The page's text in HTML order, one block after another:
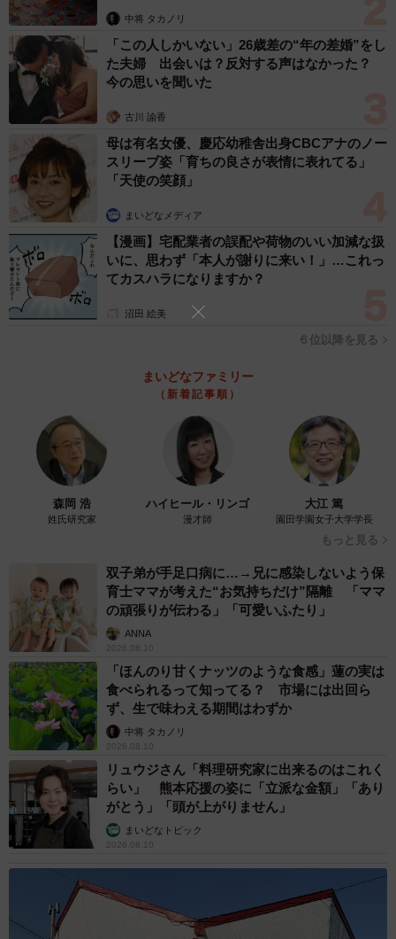
白さになり、白さをより持続させられる効果を得ることが
できるといえます。
白い歯は清潔感を感じさせるだけでなく、笑顔をより素
敵にみせてくれます。白い歯で自信がつけば、笑顔の回数
も増え、好感度や印象度もアップしそうです。芸能人だけ
でなく、営業マンも歯が命？ですよね。
中将 タカノリ
「この人しかいない」26歳差の“年の差婚”をし
た夫婦 出会いは？反対する声はなかった？
今の思いを聞いた
古川 諭香
母は有名女優、慶応幼稚舎出身CBCアナのノー
スリーブ姿「育ちの良さが表情に表れてる」
「天使の笑顔」
まいどなメディア
【漫画】宅配業者の誤配や荷物のいい加減な扱
いに、思わず「本人が謝りに来い！」…これっ
てカスハラになりますか？
沼田 絵美
６位以降を見る
まいどなファミリー
（新着記事順）
森岡 浩
姓氏研究家
ハイヒール・リンゴ
漫才師
大江 篤
園田学園女子大学学長
もっと見る
双子弟が手足口病に…→兄に感染しないよう保
育士ママが考えた“お気持ちだけ”隔離 「ママ
の頑張りが伝わる」「可愛いふたり」
ANNA
2026.08.10
「ほんのり甘くナッツのような食感」蓮の実は
食べられるって知ってる？ 市場には出回ら
ず、生で味わえる期間はわずか
中将 タカノリ
2026.08.10
リュウジさん「料理研究家に出来るのはこれく
らい」 熊本応援の姿に「立派な金額」「あり
がとう」「頭が上がりません」
まいどなトピック
2026.08.10